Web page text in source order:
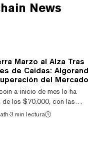
News
Marzo al Alza Tras
de Caídas: Algorand
del Mercado
a inicio de mes lo ha
de los $70.000, con las
cripto en general
·3 min lectura